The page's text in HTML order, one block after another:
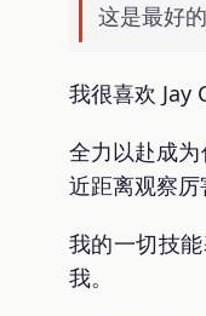
这是最好的
我很喜欢 Jay
全力以赴成
近距离观察厉
我的一切技
我。